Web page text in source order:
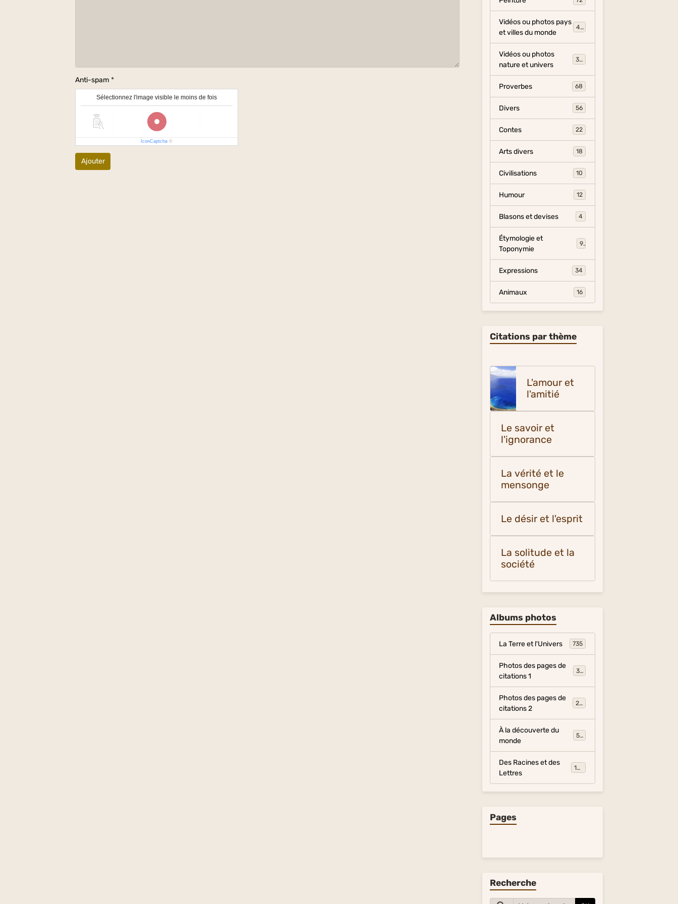
Anti-spam
Sélectionnez l'image visible le moins de fois
IconCaptcha ©
Ajouter
Vidéos ou photos pays
et villes du monde
454
Vidéos ou photos
nature et univers
325
Proverbes 68
Divers 56
Contes 22
Arts divers 18
Civilisations 10
Humour 12
Blasons et devises 4
Étymologie et
Toponymie
9
Expressions 34
Animaux 16
Citations par thème
L'amour et
l'amitié
Le savoir et
l'ignorance
La vérité et le
mensonge
Le désir et l'esprit
La solitude et la
société
Albums photos
La Terre et l'Univers 735
Photos des pages de
citations 1
317
Photos des pages de
citations 2
281
À la découverte du
monde
54
Des Racines et des
Lettres
134
Pages
Recherche